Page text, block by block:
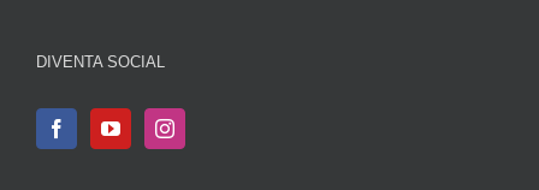
DIVENTA SOCIAL